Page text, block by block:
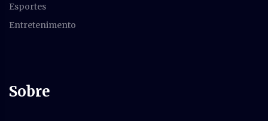
Esportes
Entretenimento
Sobre